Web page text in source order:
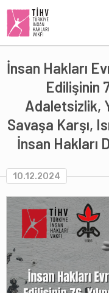
İnsan Hakları
Edilişinin
Adaletsizlik,
Savaşa Karşı,
İnsan Hakları
10.12.2024